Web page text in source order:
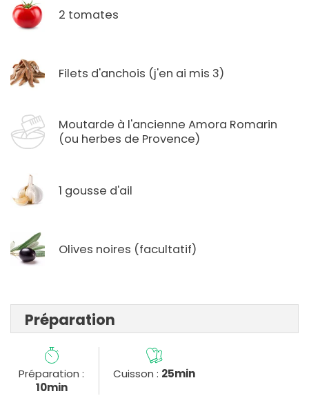
2 tomates
Filets d'anchois (j'en ai mis 3)
Moutarde à l'ancienne Amora Romarin
(ou herbes de Provence)
1 gousse d'ail
Olives noires (facultatif)
Préparation
Préparation :
10min
Cuisson : 25min